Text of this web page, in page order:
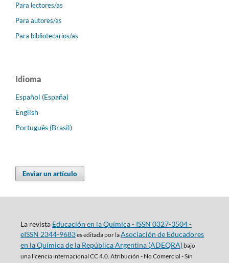
Para lectores/as
Para autores/as
Para bibliotecarios/as
Idioma
Español (España)
English
Português (Brasil)
Enviar un artículo
La revista Educación en la Química - ISSN 0327-3504 -
eISSN 2344-9683es editada por laAsociación de Educadores
en la Química de la República Argentina (ADEQRA)bajo
una licencia internacional CC 4.0. Atribución - No Comercial - Sin